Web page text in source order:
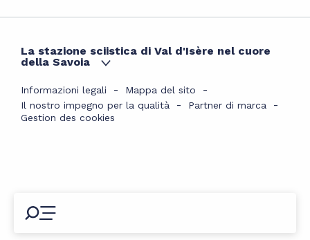
La stazione sciistica di Val d'Isère nel cuore
della Savoia
Informazioni legali
Mappa del sito
Il nostro impegno per la qualità
Partner di marca
Gestion des cookies